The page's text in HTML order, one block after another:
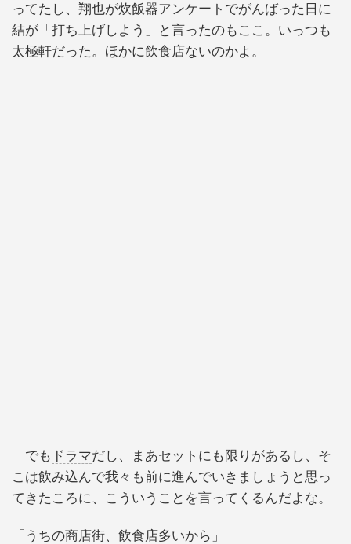
ってたし、翔也が炊飯器アンケートでがんばった日に
結が「打ち上げしよう」と言ったのもここ。いっつも
太極軒だった。ほかに飲食店ないのかよ。
でも ドラマだし、まあセットにも限りがあるし、そ
こは飲み込んで我々も前に進んでいきましょうと思っ
てきたころに、こういうことを言ってくるんだよな。
「うちの商店街、飲食店多いから」